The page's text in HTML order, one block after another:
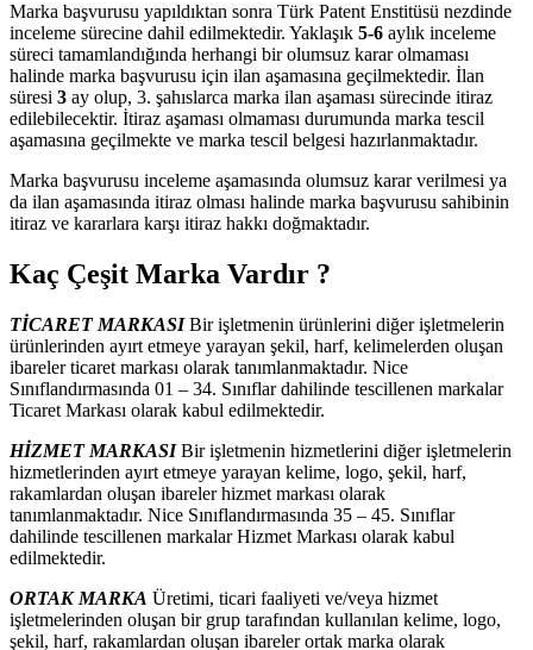
Marka başvurusu yapıldıktan sonra Türk Patent Enstitüsü nezdinde
inceleme sürecine dahil edilmektedir. Yaklaşık 5-6 aylık inceleme
süreci tamamlandığında herhangi bir olumsuz karar olmaması
halinde marka başvurusu için ilan aşamasına geçilmektedir. İlan
süresi 3 ay olup, 3. şahıslarca marka ilan aşaması sürecinde itiraz
edilebilecektir. İtiraz aşaması olmaması durumunda marka tescil
aşamasına geçilmekte ve marka tescil belgesi hazırlanmaktadır.
Marka başvurusu inceleme aşamasında olumsuz karar verilmesi ya
da ilan aşamasında itiraz olması halinde marka başvurusu sahibinin
itiraz ve kararlara karşı itiraz hakkı doğmaktadır.
Kaç Çeşit Marka Vardır ?
TİCARET MARKASIBir işletmenin ürünlerini diğer işletmelerin
ürünlerinden ayırt etmeye yarayan şekil, harf, kelimelerden oluşan
ibareler ticaret markası olarak tanımlanmaktadır. Nice
Sınıflandırmasında 01 – 34. Sınıflar dahilinde tescillenen markalar
Ticaret Markası olarak kabul edilmektedir.
HİZMET MARKASIBir işletmenin hizmetlerini diğer işletmelerin
hizmetlerinden ayırt etmeye yarayan kelime, logo, şekil, harf,
rakamlardan oluşan ibareler hizmet markası olarak
tanımlanmaktadır. Nice Sınıflandırmasında 35 – 45. Sınıflar
dahilinde tescillenen markalar Hizmet Markası olarak kabul
edilmektedir.
ORTAK MARKA Üretimi, ticari faaliyeti ve/veya hizmet
işletmelerinden oluşan bir grup tarafından kullanılan kelime, logo,
şekil, harf, rakamlardan oluşan ibareler ortak marka olarak